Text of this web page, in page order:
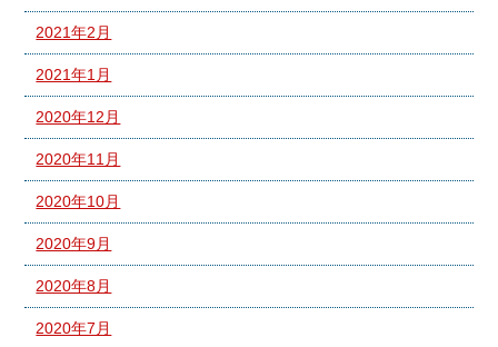
2021年2月
2021年1月
2020年12月
2020年11月
2020年10月
2020年9月
2020年8月
2020年7月